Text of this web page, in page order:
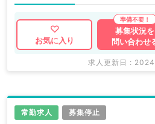
お気に入り
募集状況を
問い合わせ
求人更新日 :
常勤求人 募集停止